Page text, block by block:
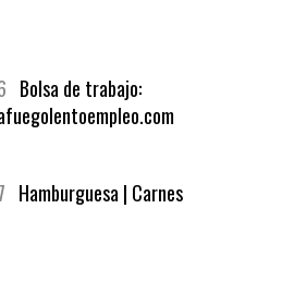
Bolsa de trabajo:
Hamburguesa | Carnes